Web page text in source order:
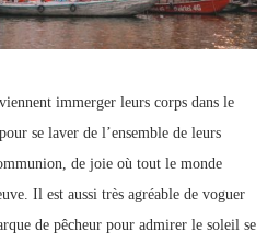
immerger leurs corps dans le
se laver de l’ensemble de leurs
de joie où tout le monde
Il est aussi très agréable de voguer
de pêcheur pour admirer le soleil se